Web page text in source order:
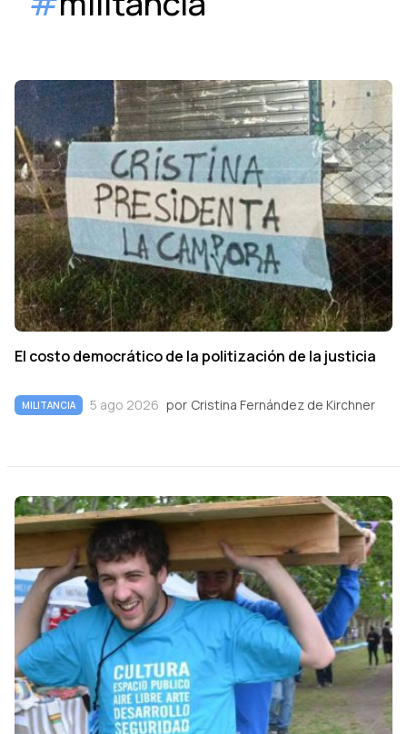
El costo democrático de la politización de la justicia
MILITANCIA 5 ago 2026 por Cristina Fernández de Kirchner